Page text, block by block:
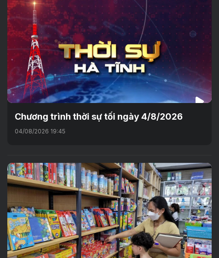
Chương trình thời sự tối ngày 4/8/2026
04/08/2026 19:45